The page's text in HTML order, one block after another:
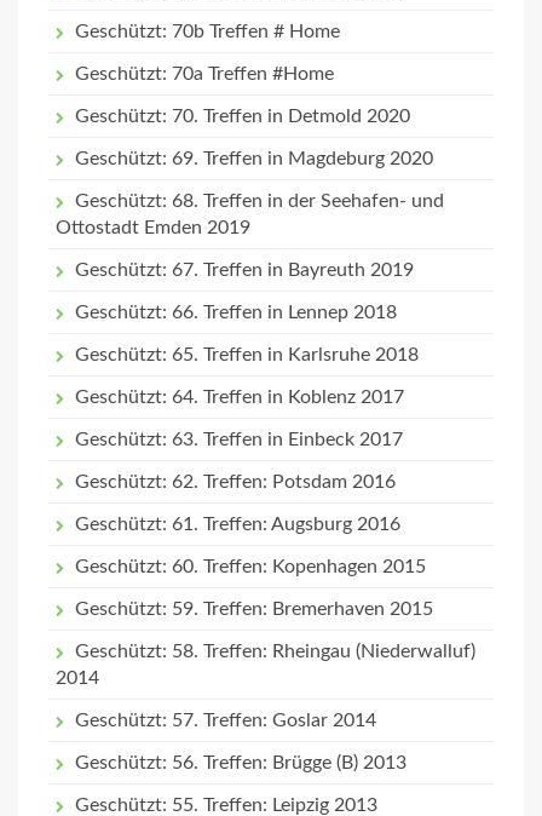
Geschützt: 70b Treffen # Home
Geschützt: 70a Treffen #Home
Geschützt: 70. Treffen in Detmold 2020
Geschützt: 69. Treffen in Magdeburg 2020
Geschützt: 68. Treffen in der Seehafen- und
Ottostadt Emden 2019
Geschützt: 67. Treffen in Bayreuth 2019
Geschützt: 66. Treffen in Lennep 2018
Geschützt: 65. Treffen in Karlsruhe 2018
Geschützt: 64. Treffen in Koblenz 2017
Geschützt: 63. Treffen in Einbeck 2017
Geschützt: 62. Treffen: Potsdam 2016
Geschützt: 61. Treffen: Augsburg 2016
Geschützt: 60. Treffen: Kopenhagen 2015
Geschützt: 59. Treffen: Bremerhaven 2015
Geschützt: 58. Treffen: Rheingau (Niederwalluf)
2014
Geschützt: 57. Treffen: Goslar 2014
Geschützt: 56. Treffen: Brügge (B) 2013
Geschützt: 55. Treffen: Leipzig 2013